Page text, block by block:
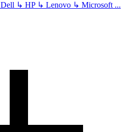
Dell ↳ HP ↳ Lenovo ↳ Microsoft ...